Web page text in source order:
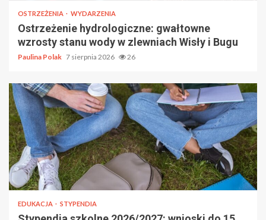
OSTRZEŻENIA WYDARZENIA
Ostrzeżenie hydrologiczne: gwałtowne
wzrosty stanu wody w zlewniach Wisły i Bugu
Paulina Polak 7 sierpnia 2026 26
EDUKACJA STYPENDIA